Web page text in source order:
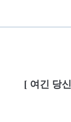
[ 여긴 당